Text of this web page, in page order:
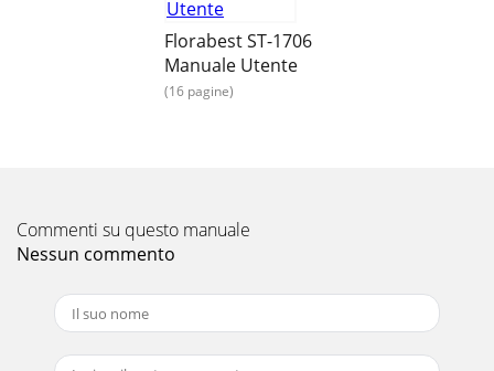
Florabest ST-1706
Manuale Utente
(16 pagine)
Commenti su questo manuale
Nessun commento